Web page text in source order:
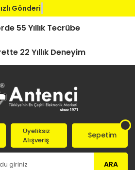
Gönderi
55 Yıllık Tecrübe
22 Yıllık Deneyim
ARA
Üyeliksiz
Alışveriş
Sepetim